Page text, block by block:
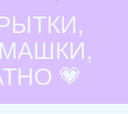
💗